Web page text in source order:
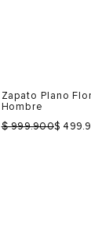
Talla
Selecciona